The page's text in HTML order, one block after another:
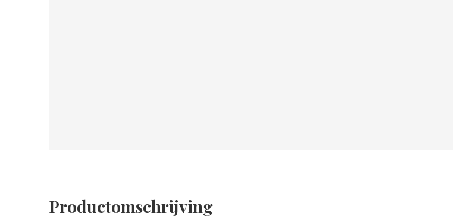
Productomschrijving